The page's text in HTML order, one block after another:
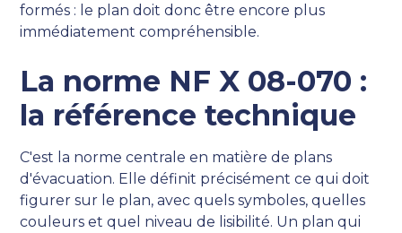
formés : le plan doit donc être encore plus
immédiatement compréhensible.
La norme NF X 08-070 :
la référence technique
C'est la norme centrale en matière de plans
d'évacuation. Elle définit précisément ce qui doit
figurer sur le plan, avec quels symboles, quelles
couleurs et quel niveau de lisibilité. Un plan qui